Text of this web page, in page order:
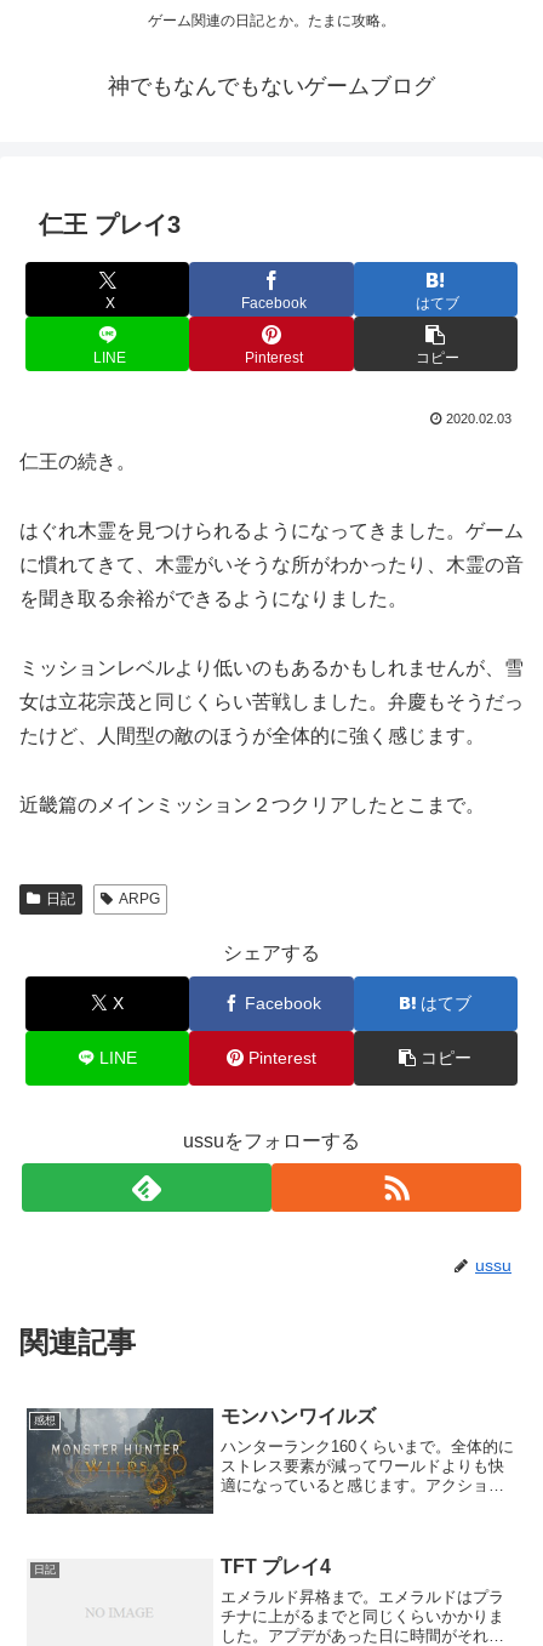
ゲーム関連の日記とか。たまに攻略。
神でもなんでもないゲームブログ
仁王 プレイ3
X Facebook はてブ
LINE Pinterest コピー
2020.02.03
仁王の続き。
はぐれ木霊を見つけられるようになってきました。ゲーム
に慣れてきて、木霊がいそうな所がわかったり、木霊の音
を聞き取る余裕ができるようになりました。
ミッションレベルより低いのもあるかもしれませんが、雪
女は立花宗茂と同じくらい苦戦しました。弁慶もそうだっ
たけど、人間型の敵のほうが全体的に強く感じます。
近畿篇のメインミッション２つクリアしたとこまで。
日記 ARPG
シェアする
X Facebook はてブ
LINE Pinterest コピー
ussuをフォローする
ussu
関連記事
感想 モンハンワイルズ
ハンターランク160くらいまで。全体的に
ストレス要素が減ってワールドよりも快
適になっていると感じます。アクション
ますが、ジャストガー...
日記 TFT プレイ4
エメラルド昇格まで。エメラルドはプラ
チナに上がるまでと同じくらいかかりま
した。アプデがあった日に時間がそれほ